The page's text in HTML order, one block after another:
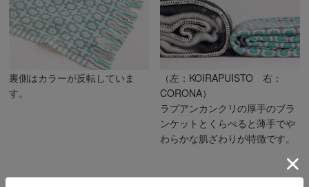
裏側はカラーが反転していま
す。
（左：KOIRAPUISTO 右：
CORONA）
ラプアンカンクリの厚手のブラ
ンケットとくらべると薄手でや
わらかな肌ざわりが特徴です。